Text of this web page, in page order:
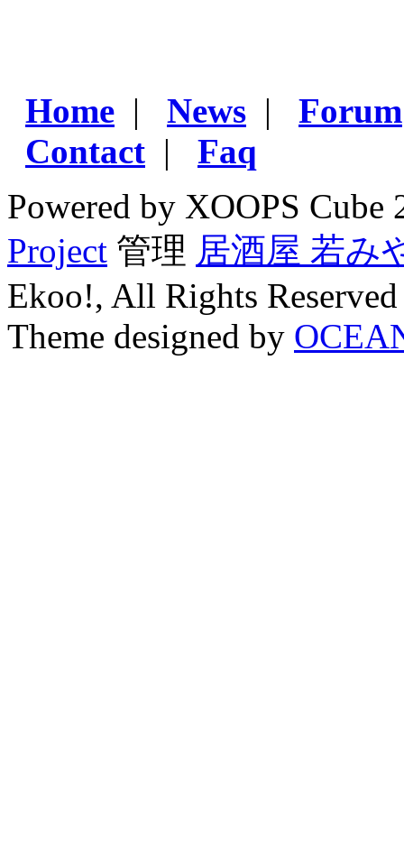
Home | News | Forum
Contact | Faq
Powered by XOOPS
Project 管理 居酒屋 若み
Ekoo!, All Rights Reserved
Theme designed by